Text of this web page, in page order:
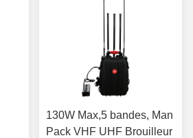
130W Max,5 bandes, Man
Pack VHF UHF Brouilleur